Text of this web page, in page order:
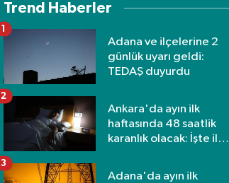
Trend Haberler
Adana ve ilçelerine 2
günlük uyarı geldi:
TEDAŞ duyurdu
1
Ankara'da ayın ilk
haftasında 48 saatlik
karanlık olacak: İşte ilçe
2
Adana'da ayın ilk
3